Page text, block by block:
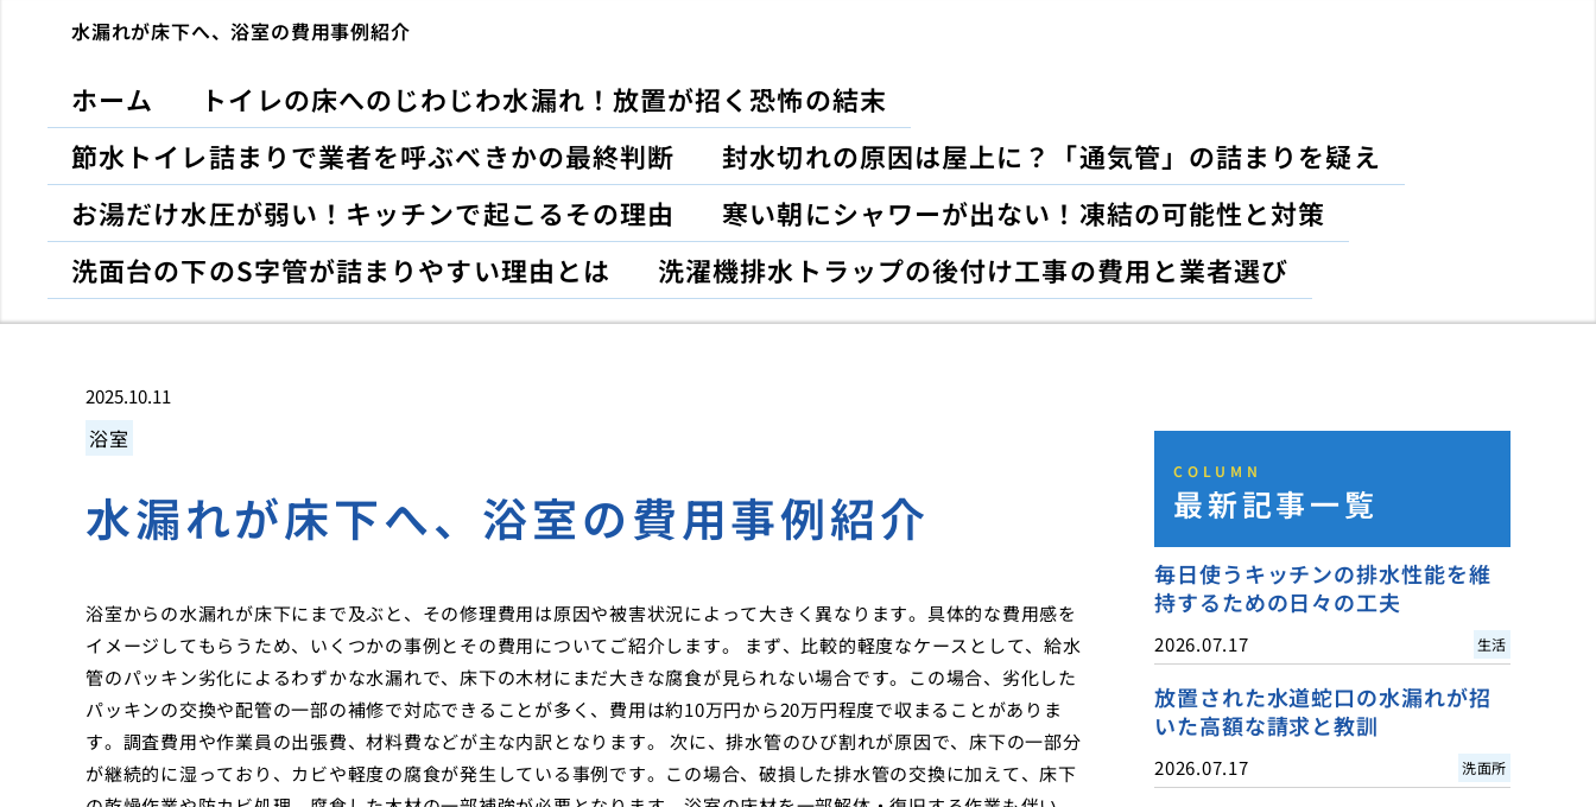
水漏れが床下へ、浴室の費用事例紹介
ホーム
トイレの床へのじわじわ水漏れ！放置が招く恐怖の結末
節水トイレ詰まりで業者を呼ぶべきかの最終判断
封水切れの原因は屋上に？「通気管」の詰まりを疑え
お湯だけ水圧が弱い！キッチンで起こるその理由
寒い朝にシャワーが出ない！凍結の可能性と対策
洗面台の下のS字管が詰まりやすい理由とは
洗濯機排水トラップの後付け工事の費用と業者選び
2025.10.11
浴室
水漏れが床下へ、浴室の費用事例紹介
浴室からの水漏れが床下にまで及ぶと、その修理費用は原因や被害状況によって大きく異なります。具体的な費用感を
イメージしてもらうため、いくつかの事例とその費用についてご紹介します。 まず、比較的軽度なケースとして、給水
管のパッキン劣化によるわずかな水漏れで、床下の木材にまだ大きな腐食が見られない場合です。この場合、劣化した
パッキンの交換や配管の一部の補修で対応できることが多く、費用は約10万円から20万円程度で収まることがありま
す。調査費用や作業員の出張費、材料費などが主な内訳となります。 次に、排水管のひび割れが原因で、床下の一部分
が継続的に湿っており、カビや軽度の腐食が発生している事例です。この場合、破損した排水管の交換に加えて、床下
COLUMN
最新記事一覧
毎日使うキッチンの排水性能を維
持するための日々の工夫
2026.07.17 生活
放置された水道蛇口の水漏れが招
いた高額な請求と教訓
2026.07.17 洗面所